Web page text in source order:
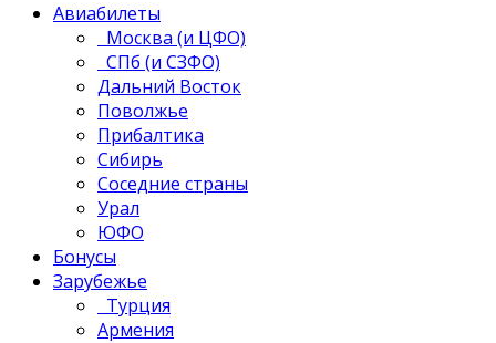
Авиабилеты
Москва (и ЦФО)
СПб (и СЗФО)
Дальний Восток
Поволжье
Прибалтика
Сибирь
Соседние страны
Урал
ЮФО
Бонусы
Зарубежье
Турция
Армения